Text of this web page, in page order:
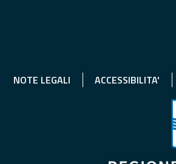
NOTE LEGALI ACCESSIBILITA'